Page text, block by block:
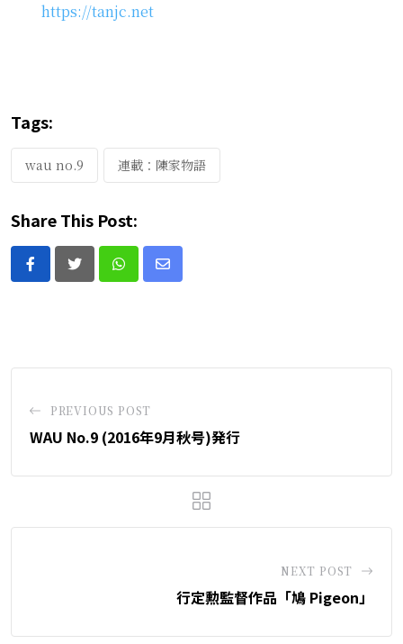
https://tanjc.net
Tags:
wau no.9 連載：陳家物語
Share This Post:
Whatsapp
Share
PREVIOUS POST
WAU No.9 (2016年9月秋号)発行
NEXT POST
行定勲監督作品「鳩 Pigeon」